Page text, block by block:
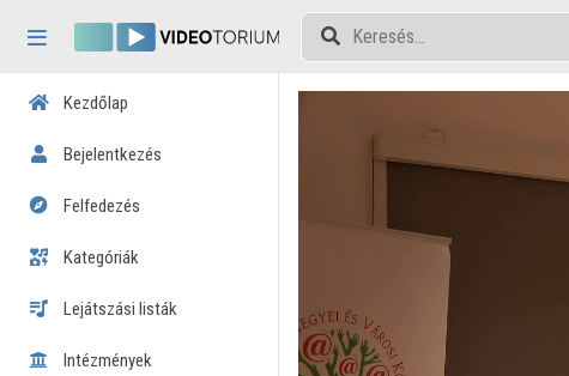
Tartalom kihagyása
Kezdőlap
Bejelentkezés
Felfedezés
Kategóriák
Lejátszási listák
Intézmények